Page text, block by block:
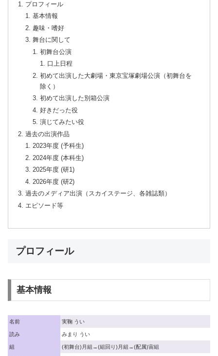
プロフィール
基本情報
趣味・嗜好
舞台に関して
初舞台公演
口上日程
初めて出演した大劇場・東京宝塚劇場公演（初舞台を
除く）
初めて出演した別箱公演
好きだった役
演じてみたい役
過去の出演作品
2023年度 (予科生)
2024年度 (本科生)
2025年度 (研1)
2026年度 (研2)
過去のメディア出演（スカイステージ、各雑誌類）
エピソード等
プロフィール
基本情報
名前 実鞠 うい
読み みまり うい
組 (初舞台)月組→(組回り)月組→(配属)宙組